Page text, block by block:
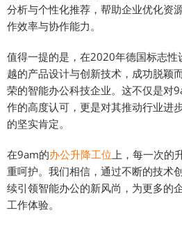
分析与个性化推荐，帮助企业优化资
作效率与协作能力。
值得一提的是，在2020年德国标志
越的产品设计与创新技术，成功脱颖
荣的智能办公科技企业。这不仅是对
作的高度认可，更是对其推动行业进
的坚实肯定。
在9am的办公升降工位 上，每一次的
重呵护。我们相信，通过不断的技术
续引领智能办公的新风尚，为更多的
工作体验。